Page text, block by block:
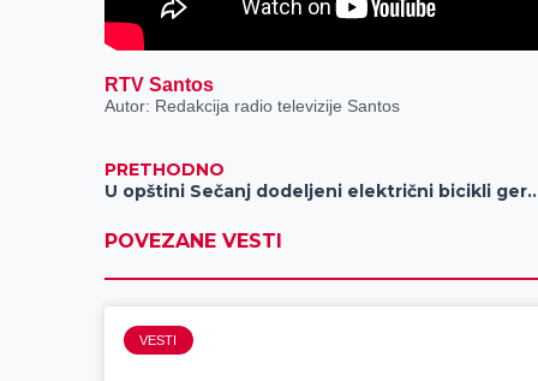
RTV Santos
Autor: Redakcija radio televizije Santos
PRETHODNO
U opštini Sečanj dodeljeni
POVEZANE VESTI
VESTI